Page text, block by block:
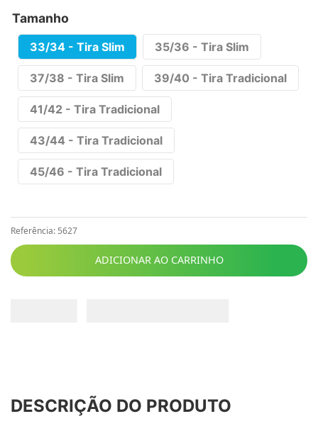
Tamanho
33/34 - Tira Slim 35/36 - Tira Slim
37/38 - Tira Slim 39/40 - Tira Tradicional
41/42 - Tira Tradicional
43/44 - Tira Tradicional
45/46 - Tira Tradicional
Referência: 5627
ADICIONAR AO CARRINHO
DESCRIÇÃO DO PRODUTO